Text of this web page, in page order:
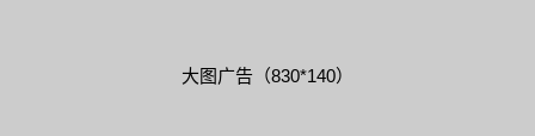
大图广告（830*140）